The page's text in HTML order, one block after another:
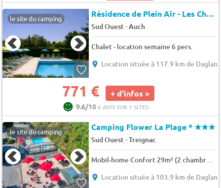
le site du camping Résidence de Plein Air - Les Chalets des Mousquetaires *
Sud Ouest-Auch
Chalet - location semaine 6 pers.
Location située à 117.9 km de Daglan
771 € + d'infos >
9.6/106 AVIS SUR 1 SITES
le site du camping Camping Flower La Plage *★★★
Sud Ouest-Treignac
Location située à 103.9 km de Daglan